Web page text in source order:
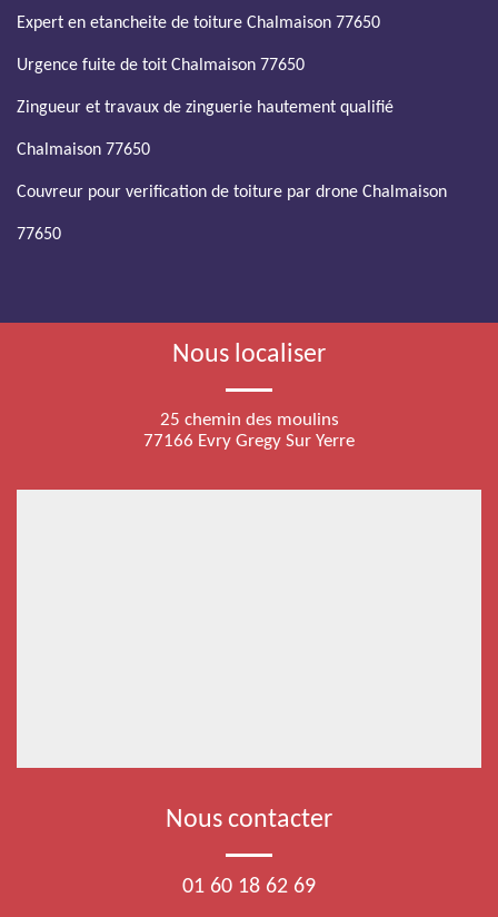
Expert en etancheite de toiture Chalmaison 77650
Urgence fuite de toit Chalmaison 77650
Zingueur et travaux de zinguerie hautement qualifié
Chalmaison 77650
Couvreur pour verification de toiture par drone Chalmaison
77650
Nous localiser
25 chemin des moulins
77166 Evry Gregy Sur Yerre
Nous contacter
01 60 18 62 69